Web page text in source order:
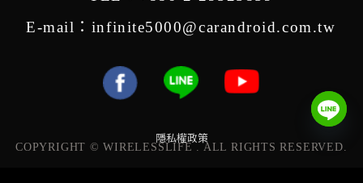
E-mail：infinite5000@carandroid.com.tw
COPYRIGHT © WIRELESSLIFE . ALL RIGHTS RESERVED.
隱私權政策